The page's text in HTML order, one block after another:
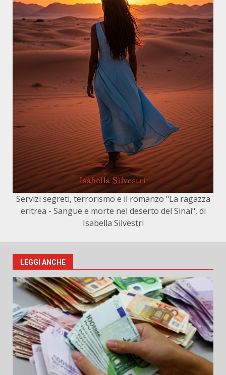
Servizi segreti, terrorismo e il romanzo "La ragazza
eritrea - Sangue e morte nel deserto del Sinai", di
Isabella Silvestri
LEGGI ANCHE